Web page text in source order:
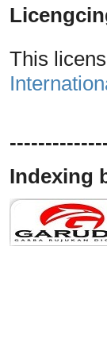
This
Indexing